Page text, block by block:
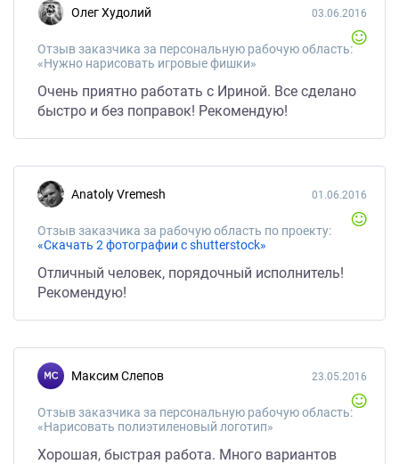
Олег Худолий
Отзыв заказчика за персональную рабочую область:
«Нужно нарисовать игровые фишки»
03.06.2016
Очень приятно работать с Ириной. Все сделано
быстро и без поправок! Рекомендую!
Anatoly Vremesh
Отзыв заказчика за рабочую область по проекту:
«Скачать 2 фотографии с shutterstock»
01.06.2016
Отличный человек, порядочный исполнитель!
Рекомендую!
Максим Слепов
Отзыв заказчика за персональную рабочую область:
«Нарисовать полиэтиленовый логотип»
23.05.2016
Хорошая, быстрая работа. Много вариантов